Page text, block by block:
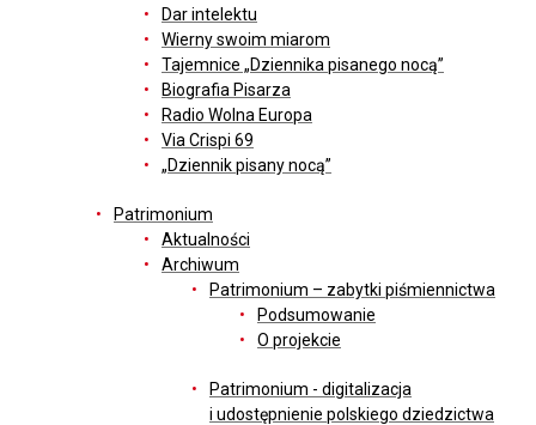
Dar intelektu
Wierny swoim miarom
Tajemnice „Dziennika pisanego nocą”
Biografia Pisarza
Radio Wolna Europa
Via Crispi 69
„Dziennik pisany nocą”
Patrimonium
Aktualności
Archiwum
Patrimonium – zabytki piśmiennictwa
Podsumowanie
O projekcie
Patrimonium - digitalizacja
i udostępnienie polskiego dziedzictwa